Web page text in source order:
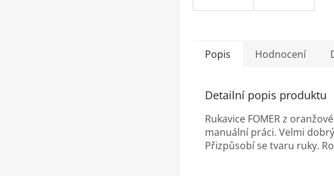
Popis Hodnocení
Detailní popis produktu
Rukavice FOMER z
manuální práci. Velmi
Přizpůsobí se tvaru ruky.